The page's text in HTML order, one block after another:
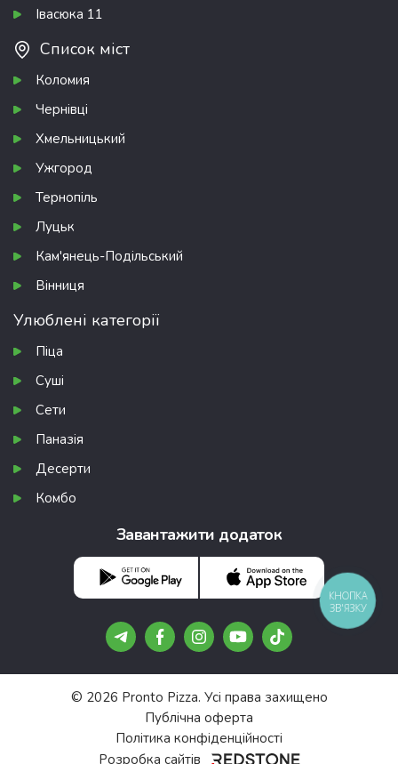
Івасюка 11
Список міст
Коломия
Чернівці
Хмельницький
Ужгород
Тернопіль
Луцьк
Кам'янець-Подільський
Вінниця
Улюблені категорії
Піца
Суші
Сети
Паназія
Десерти
Комбо
Завантажити додаток
© 2026 Pronto Pizza. Усі права захищено
Публічна оферта
Політика конфіденційності
Розробка сайтів
КНОПКА
ЗВ'ЯЗКУ